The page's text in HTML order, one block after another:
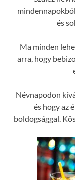
és
Ma minden
arra, hogy
Névnapodon
és hogy az
boldogsággal.